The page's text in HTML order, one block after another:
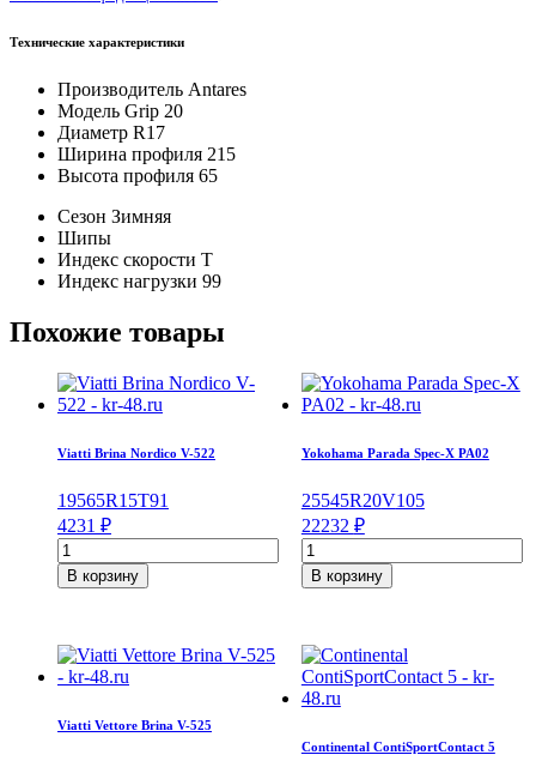
Технические характеристики
Производитель Antares
Модель Grip 20
Диаметр R17
Ширина профиля 215
Высота профиля 65
Сезон Зимняя
Шипы
Индекс скорости T
Индекс нагрузки 99
Похожие товары
Viatti Brina Nordico V-522
19565R15T91
4231 ₽
Количество
товара
Viatti
V-
522
91
В корзину
Yokohama Parada Spec-X PA02
25545R20V105
22232 ₽
Количество
товара
Yokohama
X
PA02
255/45/R20
V
В корзину
Viatti Vettore Brina V-525
Continental ContiSportContact 5